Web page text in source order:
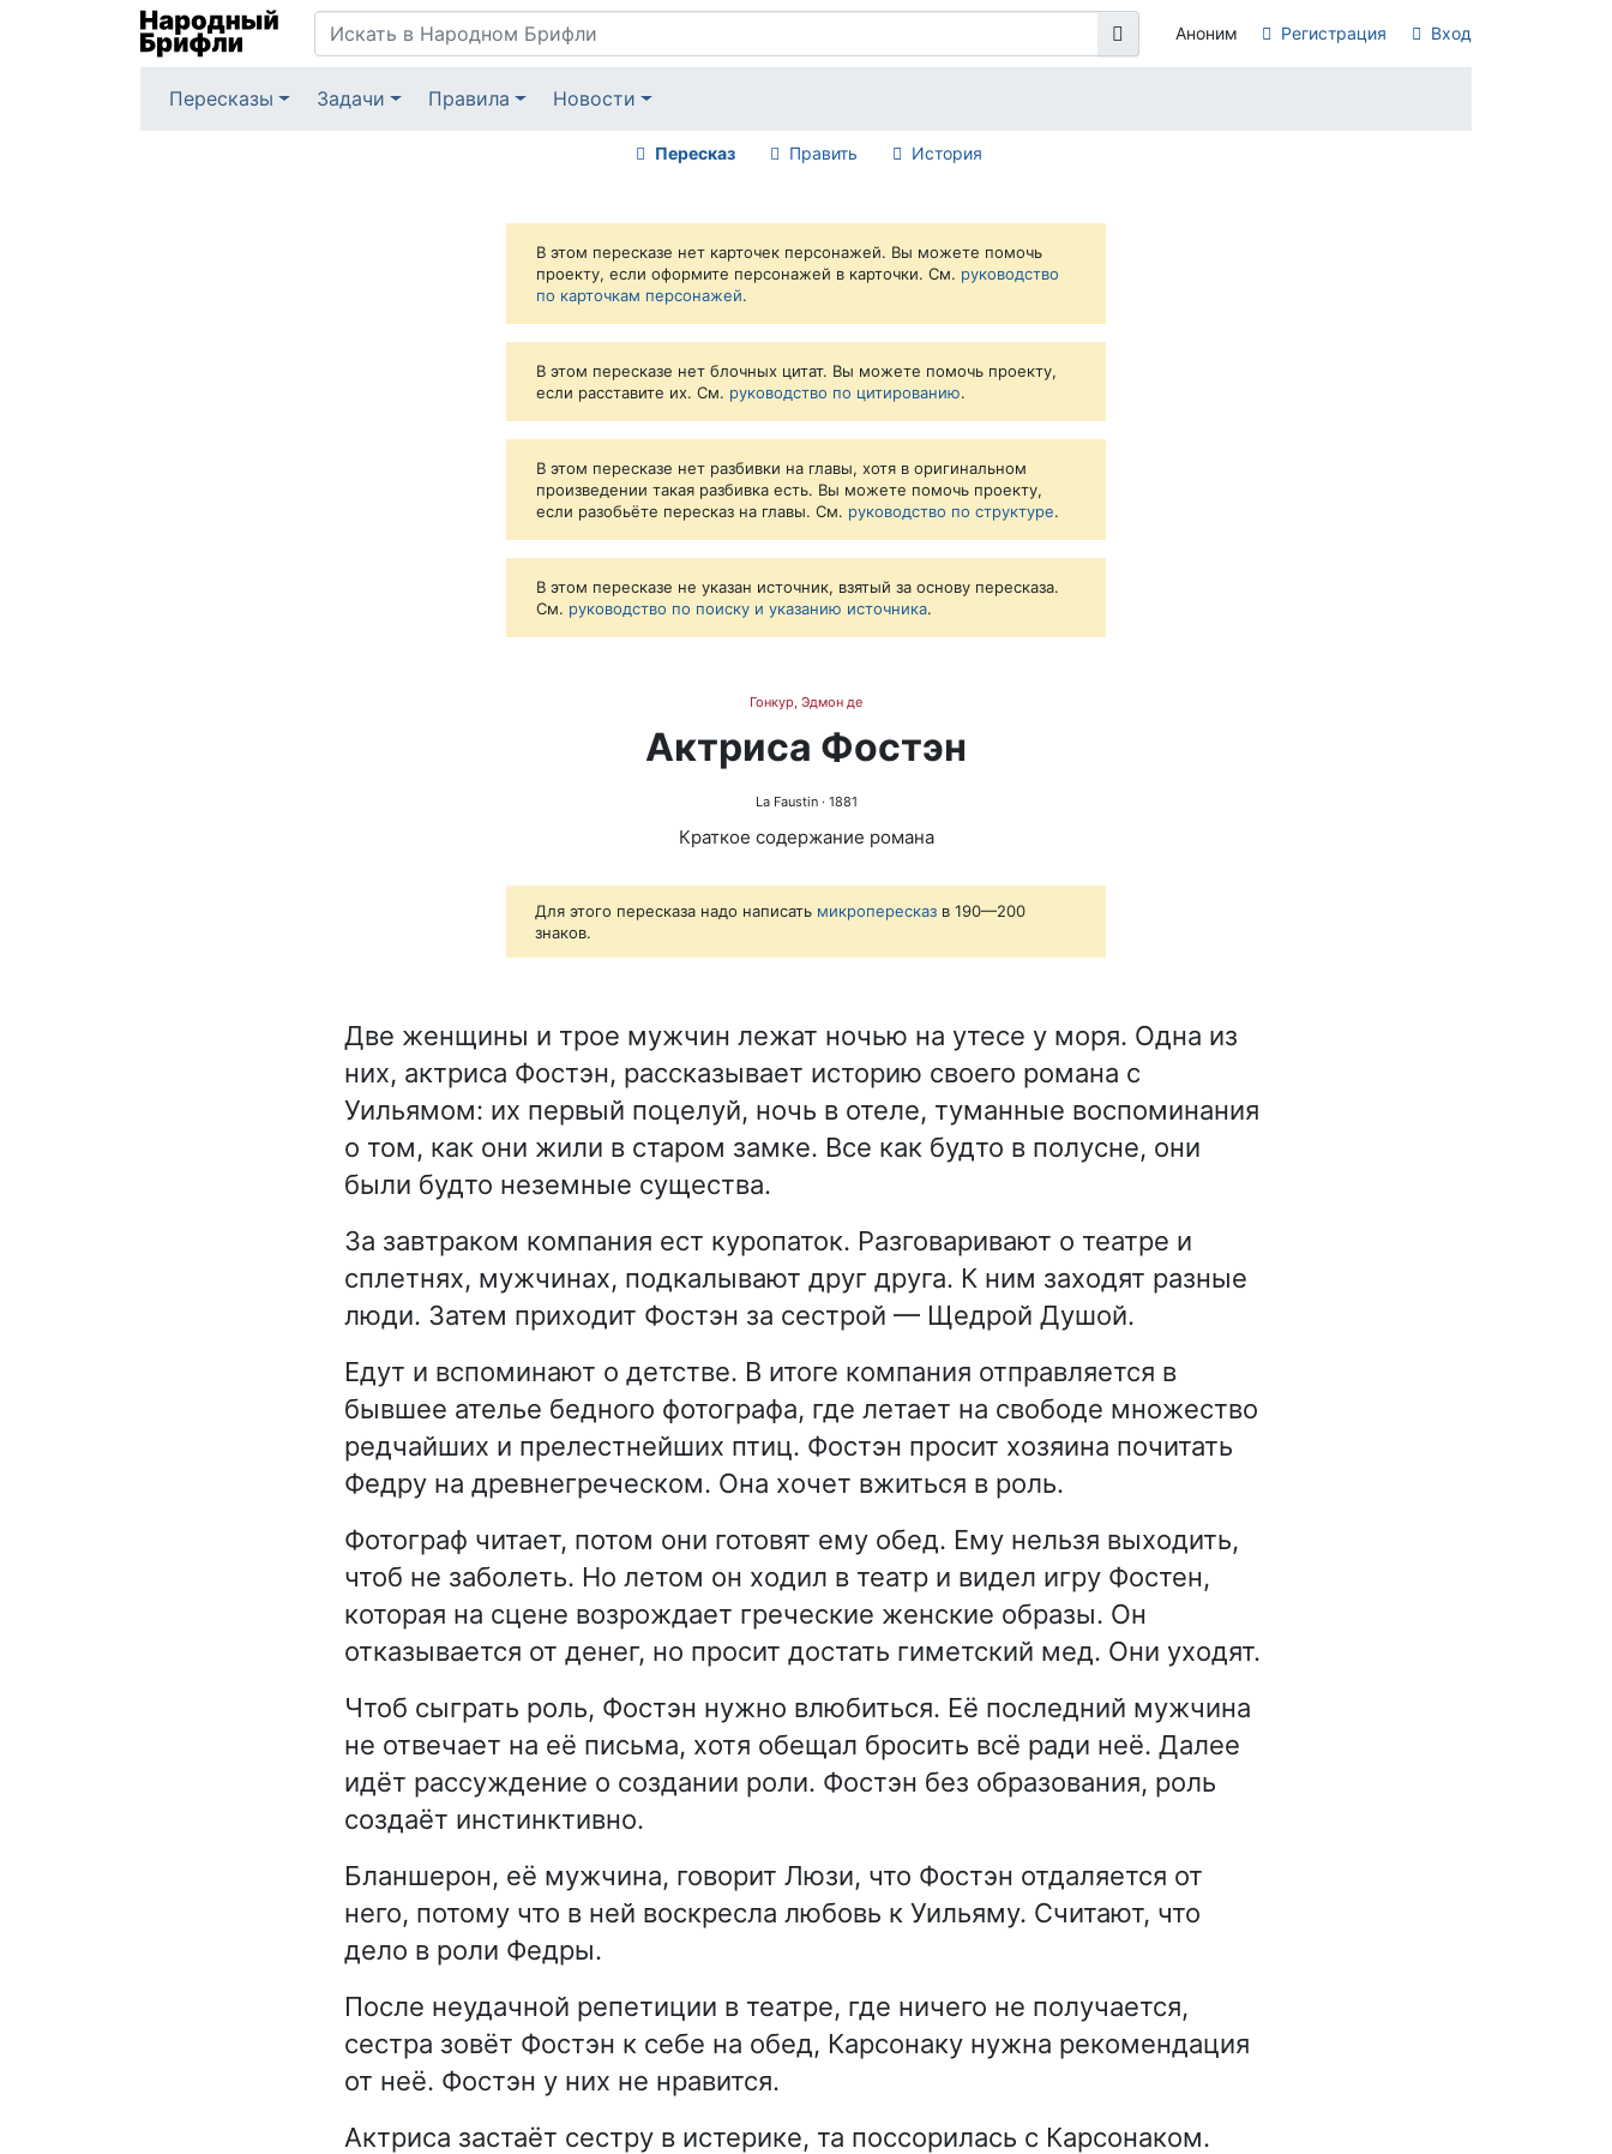
Аноним Регистрация Вход
Пересказы Задачи Правила Новости
Пересказ Править История
В этом пересказе нет карточек персонажей. Вы можете помочь
проекту, если оформите персонажей в карточки. См. руководство
по карточкам персонажей.
В этом пересказе нет блочных цитат. Вы можете помочь проекту,
если расставите их. См. руководство по цитированию.
В этом пересказе нет разбивки на главы, хотя в оригинальном
произведении такая разбивка есть. Вы можете помочь проекту,
если разобьёте пересказ на главы. См. руководство по структуре.
В этом пересказе не указан источник, взятый за основу пересказа.
См. руководство по поиску и указанию источника.
Гонкур, Эдмон де
Актриса Фостэн
La Faustin· 1881
Краткое содержание романа
Для этого пересказа надо написать микропересказ в 190—200
знаков.
Две женщины и трое мужчин лежат ночью на утесе у моря. Одна из
них, актриса Фостэн, рассказывает историю своего романа с
Уильямом: их первый поцелуй, ночь в отеле, туманные воспоминания
о том, как они жили в старом замке. Все как будто в полусне, они
были будто неземные существа.
За завтраком компания ест куропаток. Разговаривают о театре и
сплетнях, мужчинах, подкалывают друг друга. К ним заходят разные
люди. Затем приходит Фостэн за сестрой — Щедрой Душой.
Едут и вспоминают о детстве. В итоге компания отправляется в
бывшее ателье бедного фотографа, где летает на свободе множество
редчайших и прелестнейших птиц. Фостэн просит хозяина почитать
Федру на древнегреческом. Она хочет вжиться в роль.
Фотограф читает, потом они готовят ему обед. Ему нельзя выходить,
чтоб не заболеть. Но летом он ходил в театр и видел игру Фостен,
которая на сцене возрождает греческие женские образы. Он
отказывается от денег, но просит достать гиметский мед. Они уходят.
Чтоб сыграть роль, Фостэн нужно влюбиться. Её последний мужчина
не отвечает на её письма, хотя обещал бросить всё ради неё. Далее
идёт рассуждение о создании роли. Фостэн без образования, роль
создаёт инстинктивно.
Бланшерон, её мужчина, говорит Люзи, что Фостэн отдаляется от
него, потому что в ней воскресла любовь к Уильяму. Считают, что
дело в роли Федры.
После неудачной репетиции в театре, где ничего не получается,
сестра зовёт Фостэн к себе на обед, Карсонаку нужна рекомендация
от неё. Фостэн у них не нравится.
Актриса застаёт сестру в истерике, та поссорилась с Карсонаком.